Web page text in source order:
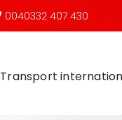
0040332 407 430
Transport